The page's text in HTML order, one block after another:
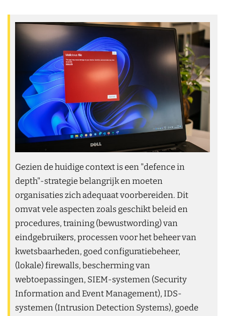
Gezien de huidige context is een "defence in
depth"-strategie belangrijk en moeten
organisaties zich adequaat voorbereiden. Dit
omvat vele aspecten zoals geschikt beleid en
procedures, training (bewustwording) van
eindgebruikers, processen voor het beheer van
kwetsbaarheden, goed configuratiebeheer,
(lokale) firewalls, bescherming van
webtoepassingen, SIEM-systemen (Security
Information and Event Management), IDS-
systemen (Intrusion Detection Systems), goede